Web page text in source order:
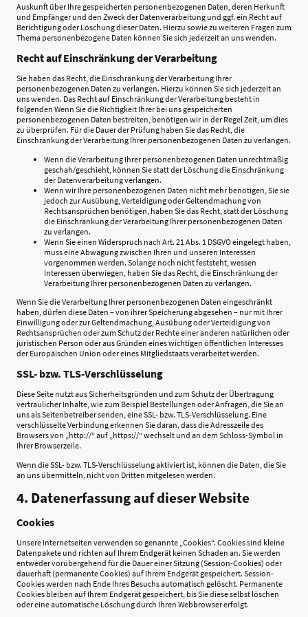
Auskunft über Ihre gespeicherten personenbezogenen Daten, deren Herkunft
und Empfänger und den Zweck der Datenverarbeitung und ggf. ein Recht auf
Berichtigung oder Löschung dieser Daten. Hierzu sowie zu weiteren Fragen zum
Thema personenbezogene Daten können Sie sich jederzeit an uns wenden.
Recht auf Einschränkung der Verarbeitung
Sie haben das Recht, die Einschränkung der Verarbeitung Ihrer
personenbezogenen Daten zu verlangen. Hierzu können Sie sich jederzeit an
uns wenden. Das Recht auf Einschränkung der Verarbeitung besteht in
folgenden Wenn Sie die Richtigkeit Ihrer bei uns gespeicherten
personenbezogenen Daten bestreiten, benötigen wir in der Regel Zeit, um dies
zu überprüfen. Für die Dauer der Prüfung haben Sie das Recht, die
Einschränkung der Verarbeitung Ihrer personenbezogenen Daten zu verlangen.
Wenn die Verarbeitung Ihrer personenbezogenen Daten unrechtmäßig
geschah/geschieht, können Sie statt der Löschung die Einschränkung
der Datenverarbeitung verlangen.
Wenn wir Ihre personenbezogenen Daten nicht mehr benötigen, Sie sie
jedoch zur Ausübung, Verteidigung oder Geltendmachung von
Rechtsansprüchen benötigen, haben Sie das Recht, statt der Löschung
die Einschränkung der Verarbeitung Ihrer personenbezogenen Daten
zu verlangen.
Wenn Sie einen Widerspruch nach Art. 21 Abs. 1 DSGVO eingelegt haben,
muss eine Abwägung zwischen Ihren und unseren Interessen
vorgenommen werden. Solange noch nicht feststeht, wessen
Interessen überwiegen, haben Sie das Recht, die Einschränkung der
Verarbeitung Ihrer personenbezogenen Daten zu verlangen.
Wenn Sie die Verarbeitung Ihrer personenbezogenen Daten eingeschränkt
haben, dürfen diese Daten – von ihrer Speicherung abgesehen – nur mit Ihrer
Einwilligung oder zur Geltendmachung, Ausübung oder Verteidigung von
Rechtsansprüchen oder zum Schutz der Rechte einer anderen natürlichen oder
juristischen Person oder aus Gründen eines wichtigen öffentlichen Interesses
der Europäischen Union oder eines Mitgliedstaats verarbeitet werden.
SSL- bzw. TLS-Verschlüsselung
Diese Seite nutzt aus Sicherheitsgründen und zum Schutz der Übertragung
vertraulicher Inhalte, wie zum Beispiel Bestellungen oder Anfragen, die Sie an
uns als Seitenbetreiber senden, eine SSL- bzw. TLS-Verschlüsselung. Eine
verschlüsselte Verbindung erkennen Sie daran, dass die Adresszeile des
Browsers von „http://“ auf „https://“ wechselt und an dem Schloss-Symbol in
Ihrer Browserzeile.
Wenn die SSL- bzw. TLS-Verschlüsselung aktiviert ist, können die Daten, die Sie
an uns übermitteln, nicht von Dritten mitgelesen werden.
4. Datenerfassung auf dieser Website
Cookies
Unsere Internetseiten verwenden so genannte „Cookies“. Cookies sind kleine
Datenpakete und richten auf Ihrem Endgerät keinen Schaden an. Sie werden
entweder vorübergehend für die Dauer einer Sitzung (Session-Cookies) oder
dauerhaft (permanente Cookies) auf Ihrem Endgerät gespeichert. Session-
Cookies werden nach Ende Ihres Besuchs automatisch gelöscht. Permanente
Cookies bleiben auf Ihrem Endgerät gespeichert, bis Sie diese selbst löschen
oder eine automatische Löschung durch Ihren Webbrowser erfolgt.